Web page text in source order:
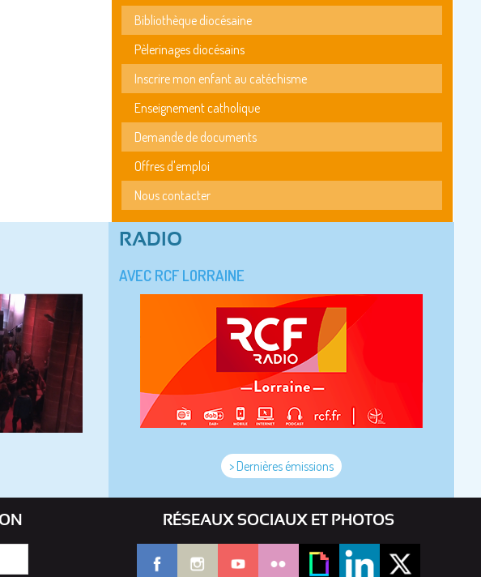
Bibliothèque diocésaine
Pèlerinages diocésains
Inscrire mon enfant au catéchisme
Enseignement catholique
Demande de documents
Offres d'emploi
Nous contacter
RADIO
AVEC RCF LORRAINE
> Dernières émissions
RÉSEAUX SOCIAUX ET PHOTOS